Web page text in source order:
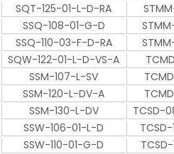
SQT-125-01-L-D-RA
SSQ-108-01-G-D
SSQ-110-03-F-D-RA
SQW-122-01-L-D-VS-A
SSM-107-L-SV
SSM-120-L-DV-A
SSM-130-L-DV TCSD-
SSW-106-01-L-D
SSW-110-01-G-D